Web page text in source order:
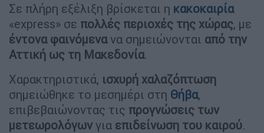
Σε πλήρη εξέλιξη βρίσκεται η κακοκαιρία
«express» σε πολλές περιοχές της χώρας, με
έντονα φαινόμενανα σημειώνονται από την
Αττική ως τη Μακεδονία.
Χαρακτηριστικά, ισχυρή χαλαζόπτωση
σημειώθηκε το μεσημέρι στη Θήβα,
επιβεβαιώνοντας τις προγνώσεις των
μετεωρολόγων για επιδείνωση του καιρού.